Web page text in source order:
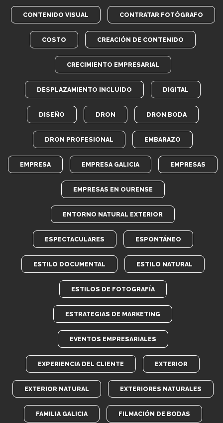
CONTENIDO VISUAL CONTRATAR FOTÓGRAFO
COSTO CREACIÓN DE CONTENIDO
CRECIMIENTO EMPRESARIAL
DESPLAZAMIENTO INCLUIDO DIGITAL
DISEÑO DRON DRON BODA
DRON PROFESIONAL EMBARAZO
EMPRESA EMPRESA GALICIA EMPRESAS
EMPRESAS EN OURENSE
ENTORNO NATURAL EXTERIOR
ESPECTACULARES ESPONTÁNEO
ESTILO DOCUMENTAL ESTILO NATURAL
ESTILOS DE FOTOGRAFÍA
ESTRATEGIAS DE MARKETING
EVENTOS EMPRESARIALES
EXPERIENCIA DEL CLIENTE EXTERIOR
EXTERIOR NATURAL EXTERIORES NATURALES
FAMILIA GALICIA FILMACIÓN DE BODAS